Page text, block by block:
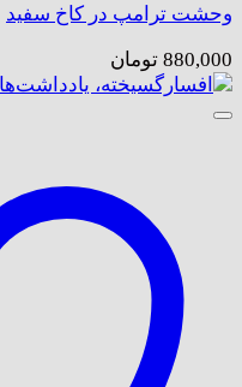
وحشت ترامپ در کاخ سفید
880,000 تومان